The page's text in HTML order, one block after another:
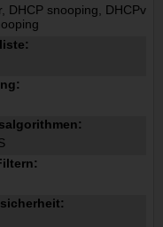
DHCP snooping, DHCPv